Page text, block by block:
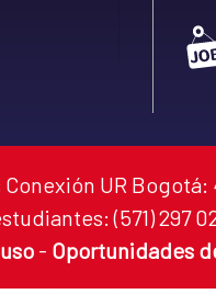
UR Bogotá:
(571) 297
- Oportunidades